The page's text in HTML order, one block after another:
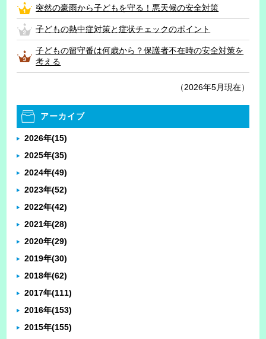
突然の豪雨から子どもを守る！悪天候の安全対策
子どもの熱中症対策と症状チェックのポイント
子どもの留守番は何歳から？保護者不在時の安全対策を
考える
（2026年5月現在）
アーカイブ
2026年(15)
2025年(35)
2024年(49)
2023年(52)
2022年(42)
2021年(28)
2020年(29)
2019年(30)
2018年(62)
2017年(111)
2016年(153)
2015年(155)